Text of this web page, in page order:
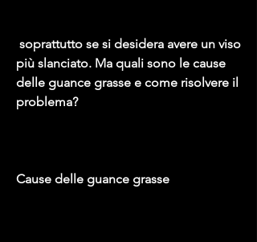
più slanciato. Ma quali sono le cause
delle guance grasse e come risolvere il
problema?
Cause delle guance grasse